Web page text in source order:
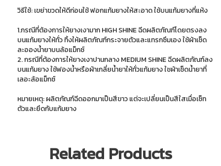
วิธีใช้: เขย่าขวดให้ดีก่อนใช้ ฟอกแก้มยางให้สะอาด ใช้บนแก้มยางที่แห้ง
1.กรณีที่ต้องการให้ยางเงามาก HIGH SHINE ฉีดผลิตภัณฑ์โดยตรงลง
บนแก้มยางให้ทั่ว ทิ้งให้ผลิตภัณฑ์กระจายตัวและแทรกซึมเอง ใช้ผ้าเช็ด
ละอองน้ำยาบนล้อแม็กซ์
2. กรณีที่ต้องการให้ยางเงาปานกลาง MEDIUM SHINE ฉีดผลิตภัณฑ์ลง
บนแก้มยาง ใช้ฟองน้ำหรือผ้าเกลี่ยน้ำยาให้ทั่วแก้มยาง ใชผ้าเช็ดน้ำยาที่
เลอะล้อแม็กซ์
หมายเหตุ: ผลิตภัณฑ์ฉีดออกมาเป็นสีขาว แต่จะเปลี่ยนเป็นสีใสเมื่อเซ็ท
ตัวและยึดกับแก้มยาง
Related Products